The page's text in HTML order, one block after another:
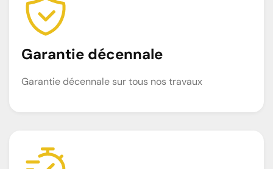
Garantie décennale
Garantie décennale sur tous nos travaux